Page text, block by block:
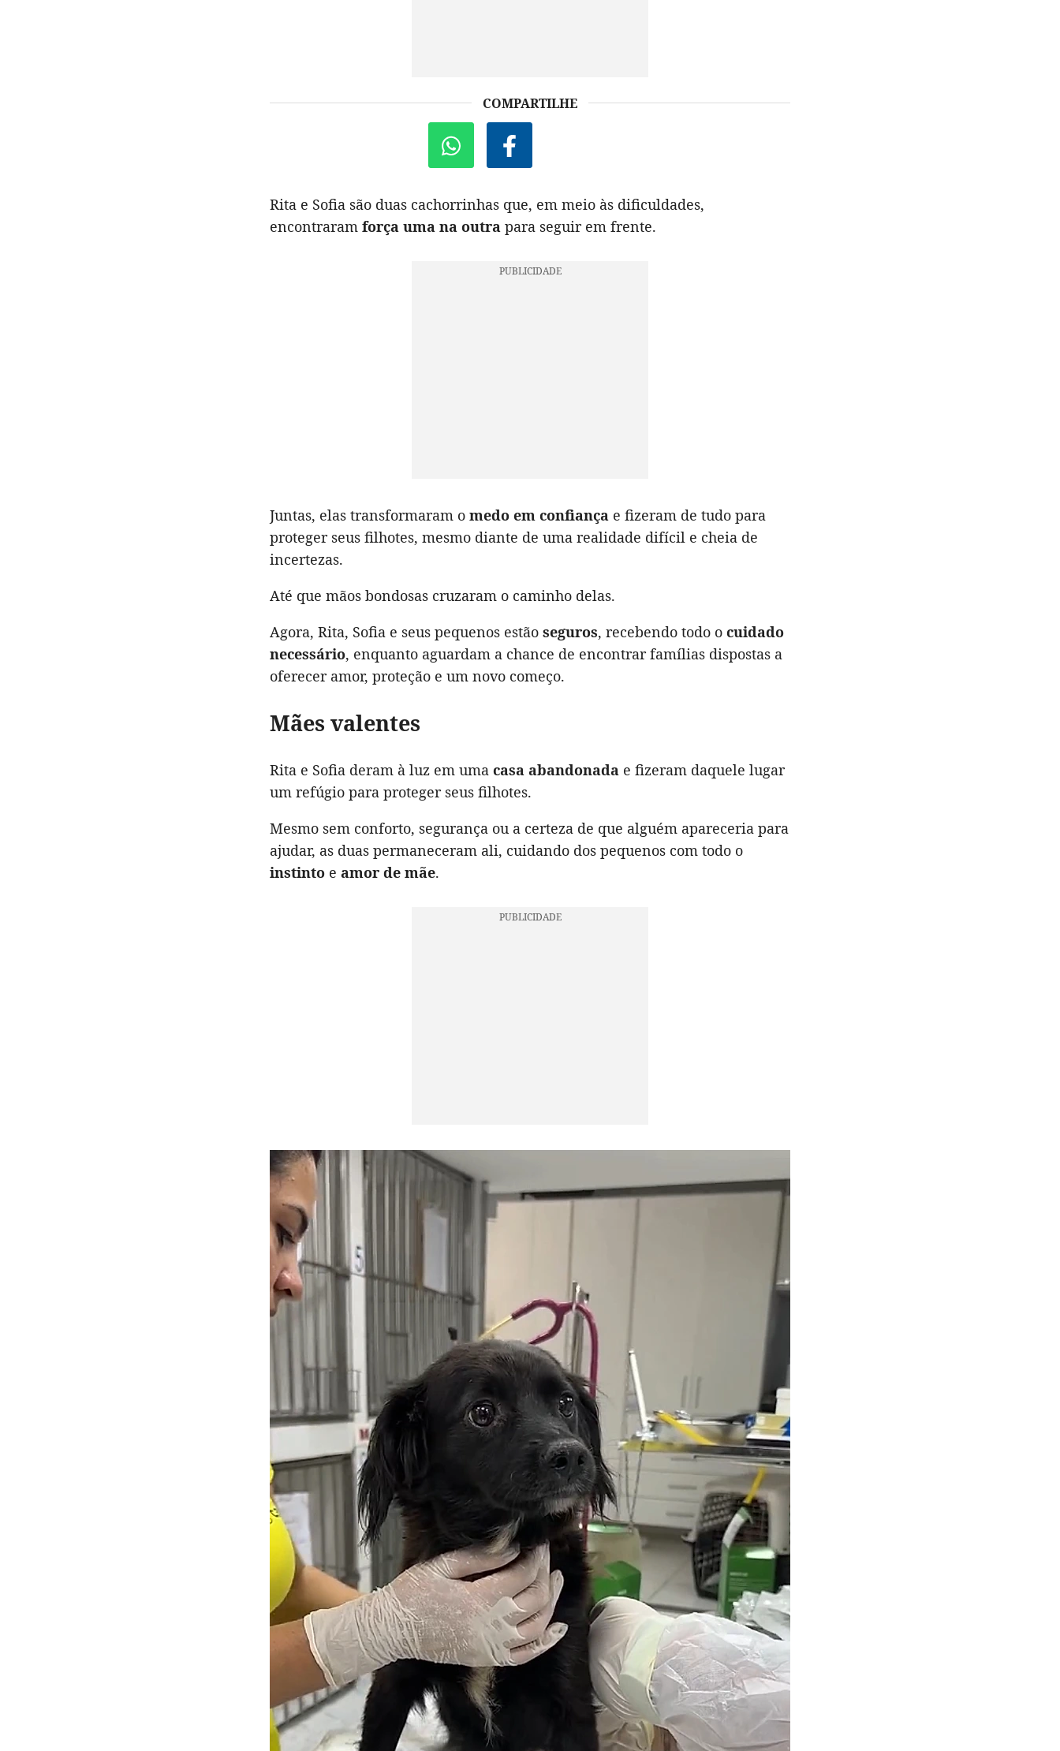
COMPARTILHE
Rita e Sofia são duas cachorrinhas que, em meio às dificuldades,
encontraram força uma na outra para seguir em frente.
Juntas, elas transformaram o medo em confiança e fizeram de tudo para
proteger seus filhotes, mesmo diante de uma realidade difícil e cheia de
incertezas.
Até que mãos bondosas cruzaram o caminho delas.
Agora, Rita, Sofia e seus pequenos estão seguros, recebendo todo o cuidado
necessário, enquanto aguardam a chance de encontrar famílias dispostas a
oferecer amor, proteção e um novo começo.
Mães valentes
Rita e Sofia deram à luz em uma casa abandonada e fizeram daquele lugar
um refúgio para proteger seus filhotes.
Mesmo sem conforto, segurança ou a certeza de que alguém apareceria para
ajudar, as duas permaneceram ali, cuidando dos pequenos com todo o
instinto e amor de mãe.